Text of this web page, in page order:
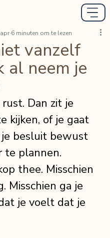
vanzelf
al neem je
6 minuten om te lezen
Dan zit je
kijken, of je gaat
besluit bewust
te plannen.
thee. Misschien
Misschien ga je
je voelt dat je